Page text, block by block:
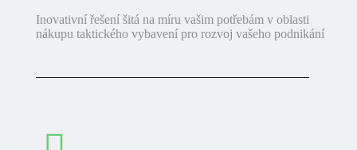
Inovativní řešení šitá na míru vašim potřebám v oblasti
nákupu taktického vybavení pro rozvoj vašeho podnikání